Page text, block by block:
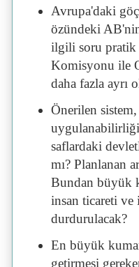
Avrupa'daki
özündeki
ilgili soru
Komisyonu ile
daha fazla ayrı
Önerilen
saflardaki
mı? Planlanan
Bundan büyük
insan ticareti ve
durdurulacak?
En büyük
getirmesi